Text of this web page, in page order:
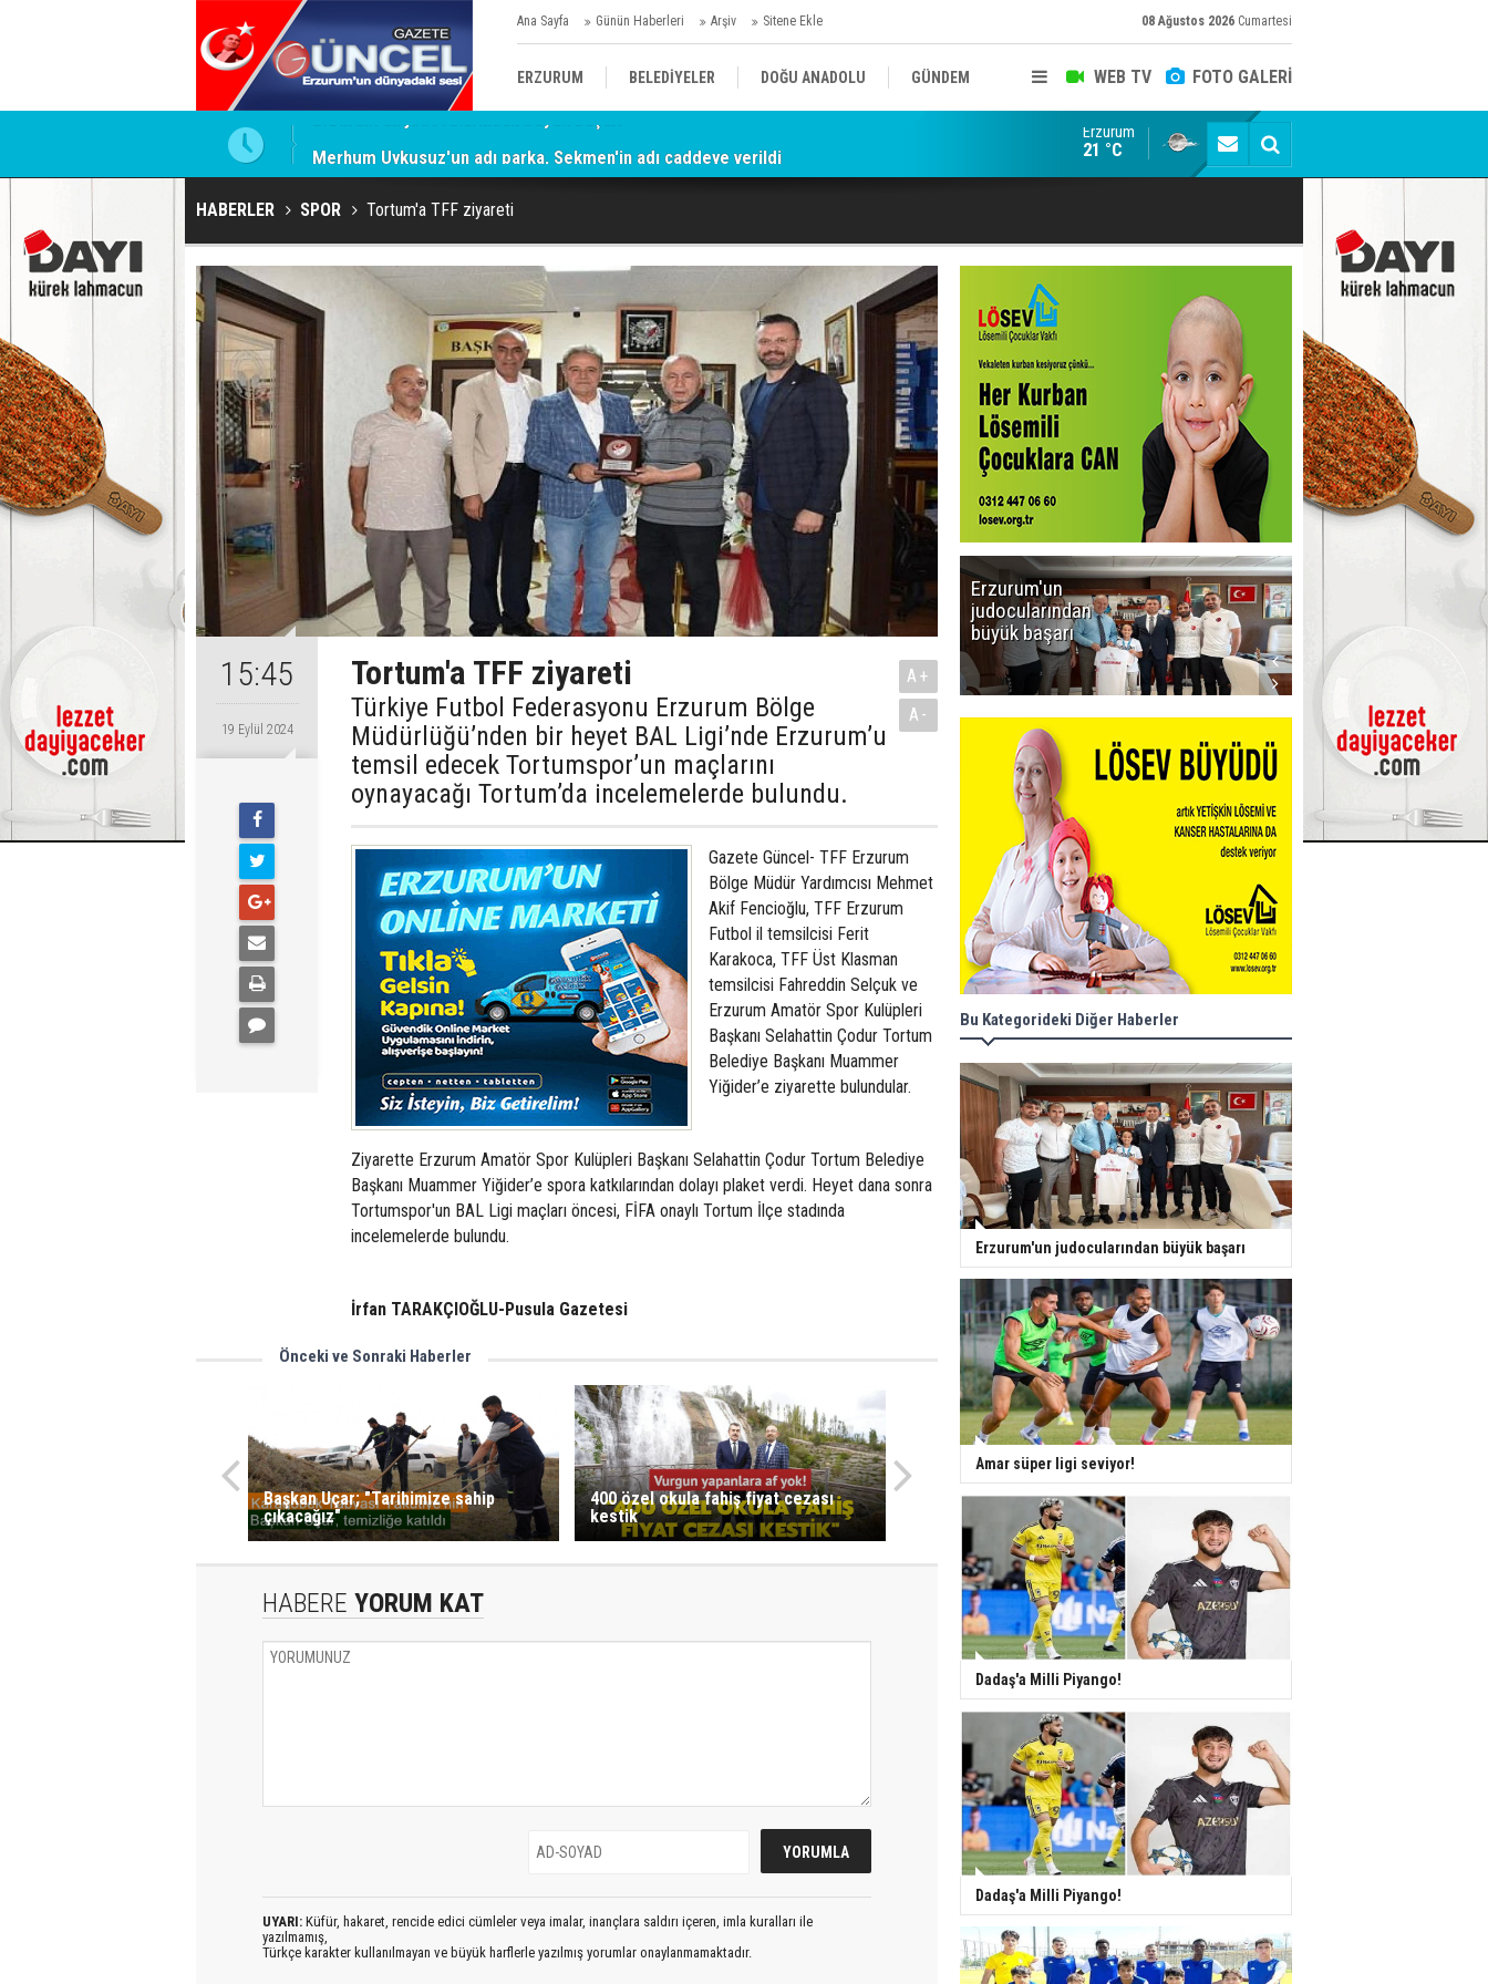
Ana Sayfa Günün Haberleri Arşiv Sitene Ekle 08 Ağustos 2026 Cumartesi
WEB TV FOTO GALERİ
ERZURUM BELEDİYELER DOĞU ANADOLU GÜNDEM
Konuşanlar'a katıldı, söyledikleri başına iş açtı!
Erzurum
21 °C
HABERLER SPOR Tortum'a TFF ziyareti
15:45
19 Eylül 2024
Tortum'a TFF ziyareti
Türkiye Futbol Federasyonu Erzurum Bölge
Müdürlüğü’nden bir heyet BAL Ligi’nde Erzurum’u
temsil edecek Tortumspor’un maçlarını
oynayacağı Tortum’da incelemelerde bulundu.
A+
A-
Gazete Güncel- TFF Erzurum
Bölge Müdür Yardımcısı Mehmet
Akif Fencioğlu, TFF Erzurum
Futbol il temsilcisi Ferit
Karakoca, TFF Üst Klasman
temsilcisi Fahreddin Selçuk ve
Erzurum Amatör Spor Kulüpleri
Başkanı Selahattin Çodur Tortum
Belediye Başkanı Muammer
Yiğider’e ziyarette bulundular.
Ziyarette Erzurum Amatör Spor Kulüpleri Başkanı Selahattin Çodur Tortum Belediye
Başkanı Muammer Yiğider’e spora katkılarından dolayı plaket verdi. Heyet dana sonra
Tortumspor'un BAL Ligi maçları öncesi, FİFA onaylı Tortum İlçe stadında
incelemelerde bulundu.
İrfan TARAKÇIOĞLU-Pusula Gazetesi
Önceki ve Sonraki Haberler
Başkan Uçar; "Tarihimize sahip
çıkacağız"
400 özel okula fahiş fiyat cezası
kestik
HABERE YORUM KAT
UYARI: Küfür, hakaret, rencide edici cümleler veya imalar, inançlara saldırı içeren, imla kuralları ile
yazılmamış,
Türkçe karakter kullanılmayan ve büyük harflerle yazılmış yorumlar onaylanmamaktadır.
Erzurum'un
judocularından
büyük başarı
Bu Kategorideki Diğer Haberler
Erzurum'un judocularından büyük başarı
Amar süper ligi seviyor!
Dadaş'a Milli Piyango!
Dadaş'a Milli Piyango!